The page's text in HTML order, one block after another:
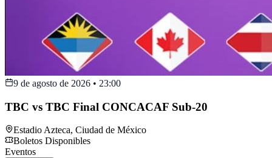
9 de agosto de 2026 • 23:00
TBC vs TBC Final CONCACAF Sub-20
Estadio Azteca, Ciudad de México
Boletos Disponibles
Eventos